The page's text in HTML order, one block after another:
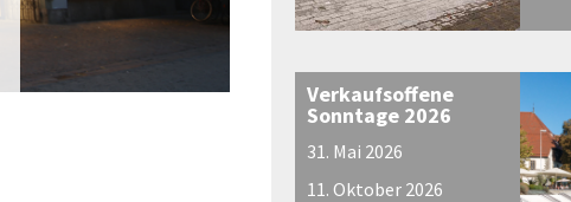
Verkaufsoffene
Sonntage 2026
31. Mai 2026
11. Oktober 2026